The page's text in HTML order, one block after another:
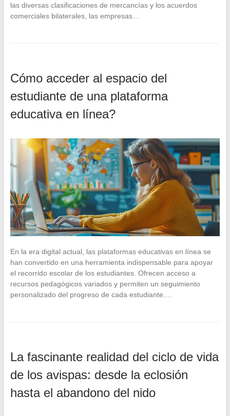
las diversas clasificaciones de mercancías y los acuerdos
comerciales bilaterales, las empresas…
Cómo acceder al espacio del
estudiante de una plataforma
educativa en línea?
En la era digital actual, las plataformas educativas en línea se
han convertido en una herramienta indispensable para apoyar
el recorrido escolar de los estudiantes. Ofrecen acceso a
recursos pedagógicos variados y permiten un seguimiento
personalizado del progreso de cada estudiante.…
La fascinante realidad del ciclo de vida
de los avispas: desde la eclosión
hasta el abandono del nido